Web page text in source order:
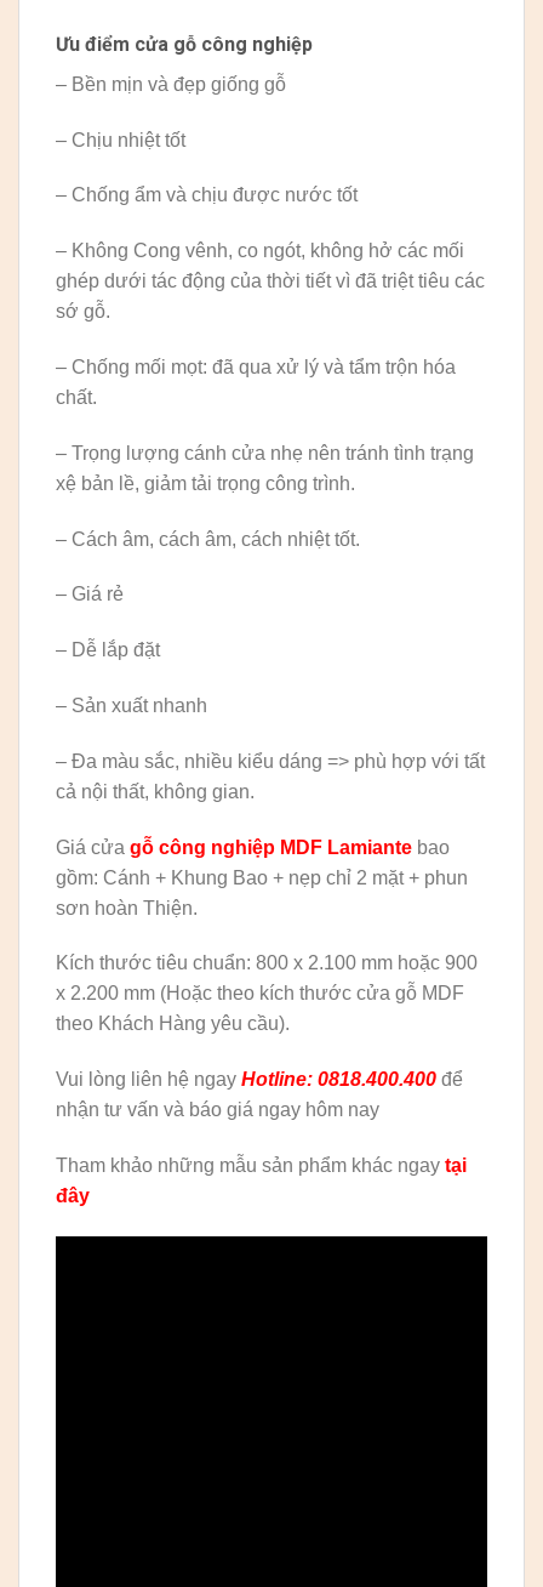
Ưu điểm cửa gỗ công nghiệp
– Bền mịn và đẹp giống gỗ
– Chịu nhiệt tốt
– Chống ẩm và chịu được nước tốt
– Không Cong vênh, co ngót, không hở các mối
ghép dưới tác động của thời tiết vì đã triệt tiêu các
sớ gỗ.
– Chống mối mọt: đã qua xử lý và tẩm trộn hóa
chất.
– Trọng lượng cánh cửa nhẹ nên tránh tình trạng
xệ bản lề, giảm tải trọng công trình.
– Cách âm, cách âm, cách nhiệt tốt.
– Giá rẻ
– Dễ lắp đặt
– Sản xuất nhanh
– Đa màu sắc, nhiều kiểu dáng => phù hợp với tất
cả nội thất, không gian.
Giá cửa gỗ công nghiệp MDF Lamiante bao
gồm: Cánh + Khung Bao + nẹp chỉ 2 mặt + phun
sơn hoàn Thiện.
Kích thước tiêu chuẩn: 800 x 2.100 mm hoặc 900
x 2.200 mm (Hoặc theo kích thước cửa gỗ MDF
theo Khách Hàng yêu cầu).
Vui lòng liên hệ ngay Hotline: 0818.400.400 để
nhận tư vấn và báo giá ngay hôm nay
Tham khảo những mẫu sản phẩm khác ngay tại
đây